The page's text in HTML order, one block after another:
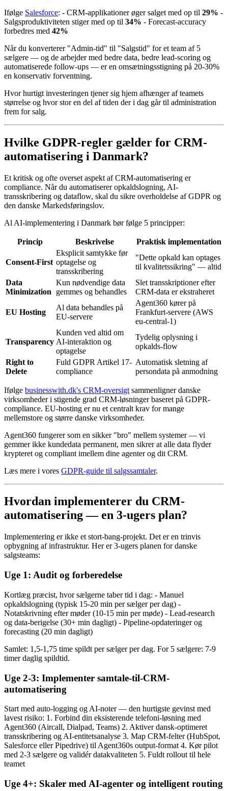
Ifølge Salesforce: - CRM-applikationer øger salget med op til 29% -
Salgsproduktiviteten stiger med op til 34% - Forecast-accuracy
forbedres med 42%
Når du konverterer "Admin-tid" til "Salgstid" for et team af 5
sælgere — og de arbejder med bedre data, bedre lead-scoring og
automatiserede follow-ups — er en omsætningsstigning på 20-30%
en konservativ forventning.
Hvor hurtigt investeringen tjener sig hjem afhænger af teamets
størrelse og hvor stor en del af tiden der i dag går til administration
frem for salg.
Hvilke GDPR-regler gælder for CRM-
automatisering i Danmark?
Et kritisk og ofte overset aspekt af CRM-automatisering er
compliance. Når du automatiserer opkaldslogning, AI-
transskribering og dataflow, skal du sikre overholdelse af GDPR og
den danske Markedsføringslov.
Al AI-implementering i Danmark bør følge 5 principper:
Princip Beskrivelse Praktisk implementation
Consent-First
Eksplicit samtykke før
optagelse og
transskribering
"Dette opkald kan optages
til kvalitetssikring" — altid
Data
Minimization
Kun nødvendige data
gemmes og behandles
Slet transskriptioner efter
CRM-data er ekstraheret
EU Hosting
Al data behandles på
EU-servere
Agent360 kører på
Frankfurt-servere (AWS
eu-central-1)
Transparency
Kunden ved altid om
AI-interaktion og
optagelse
Tydelig oplysning i
opkalds-flow
Right to
Delete
Fuld GDPR Artikel 17-
compliance
Automatisk sletning af
persondata på anmodning
Ifølge businesswith.dk's CRM-oversigt sammenligner danske
virksomheder i stigende grad CRM-løsninger baseret på GDPR-
compliance. EU-hosting er nu et centralt krav for mange
mellemstore og større danske virksomheder.
Agent360 fungerer som en sikker "bro" mellem systemer — vi
gemmer ikke kundedata permanent, men sikrer at alle data flyder
krypteret og compliant imellem dine agenter og dit CRM.
Læs mere i vores GDPR-guide til salgssamtaler.
Hvordan implementerer du CRM-
automatisering — en 3-ugers plan?
Implementering er ikke et stort-bang-projekt. Det er en trinvis
opbygning af infrastruktur. Her er 3-ugers planen for danske
salgsteams:
Uge 1: Audit og forberedelse
Kortlæg præcist, hvor sælgerne taber tid i dag: - Manuel
opkaldslogning (typisk 15-20 min per sælger per dag) -
Notatskrivning efter møder (10-15 min per møde) - Lead-research
og data-berigelse (30+ min dagligt) - Pipeline-opdateringer og
forecasting (20 min dagligt)
Samlet: 1,5-1,75 time spildt per sælger per dag. For 5 sælgere: 7-9
timer daglig spildtid.
Uge 2-3: Implementer samtale-til-CRM-
automatisering
Start med auto-logging og AI-noter — den hurtigste gevinst med
lavest risiko: 1. Forbind din eksisterende telefoni-løsning med
Agent360 (Aircall, Dialpad, Teams) 2. Aktiver dansk-optimeret
transskribering og AI-entitetsanalyse 3. Map CRM-felter (HubSpot,
Salesforce eller Pipedrive) til Agent360s output-format 4. Kør pilot
med 2-3 sælgere og validér datakvaliteten 5. Fuldt rollout til hele
teamet
Uge 4+: Skaler med AI-agenter og intelligent routing